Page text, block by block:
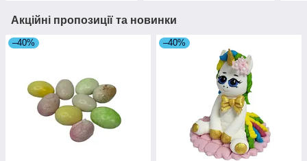
Акційні пропозиції та новинки
–40% –40%